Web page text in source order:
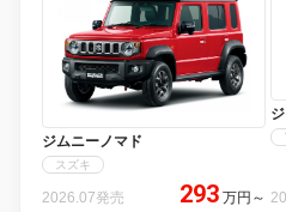
ジムニーノマド
スズキ
2026.07発売 293 万円 ～